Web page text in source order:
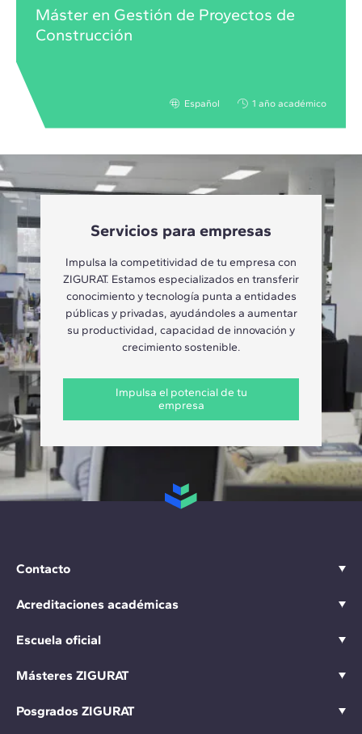
Máster en Gestión de Proyectos de
Construcción
Español 1 año académico
Servicios para empresas
Impulsa la competitividad de tu empresa con
ZIGURAT. Estamos especializados en transferir
conocimiento y tecnología punta a entidades
públicas y privadas, ayudándoles a aumentar
su productividad, capacidad de innovación y
crecimiento sostenible.
Impulsa el potencial de tu
empresa
Contacto
Acreditaciones académicas
Escuela oficial
Másteres ZIGURAT
Posgrados ZIGURAT